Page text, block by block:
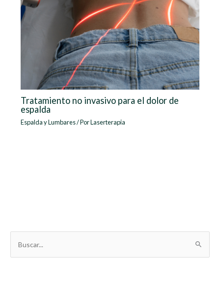
Tratamiento no invasivo para el dolor de
espalda
Espalda y Lumbares/ PorLaserterapia
u